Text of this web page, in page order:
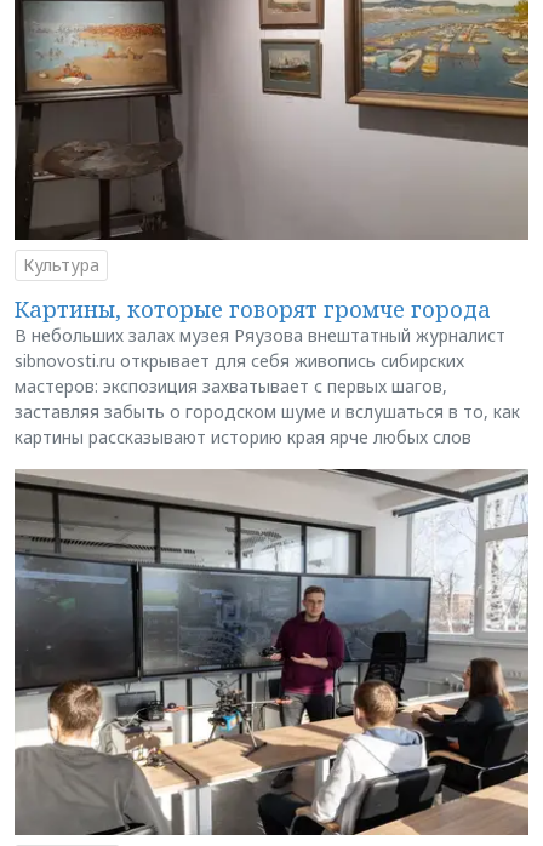
Культура
Картины, которые говорят громче города
В небольших залах музея Ряузова внештатный журналист
sibnovosti.ru открывает для себя живопись сибирских
мастеров: экспозиция захватывает с первых шагов,
заставляя забыть о городском шуме и вслушаться в то, как
картины рассказывают историю края ярче любых слов